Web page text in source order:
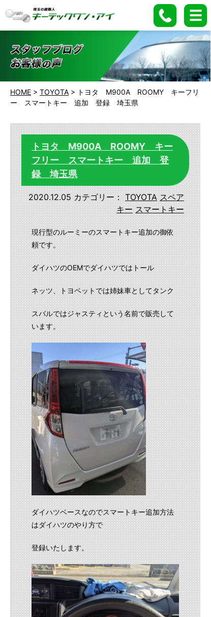
HOME > TOYOTA > トヨタ M900A ROOMY キーフリ
ー スマートキー 追加 登録 埼玉県
トヨタ M900A ROOMY キー
フリー スマートキー 追加 登
録 埼玉県
2020.12.05 カテゴリー： TOYOTA スペア
キー スマートキー
現行型のルーミーのスマートキー追加の御依
頼です。
ダイハツのOEMでダイハツではトール
ネッツ、トヨペットでは姉妹車としてタンク
スバルではジャスティという名前で販売して
います。
ダイハツベースなのでスマートキー追加方法
はダイハツのやり方で
登録いたします。